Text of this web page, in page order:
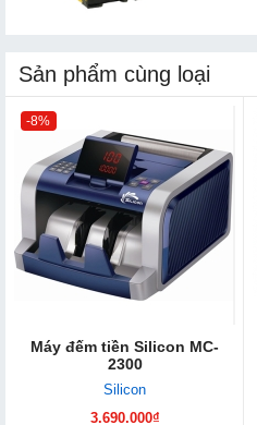
Sản phẩm cùng loại
-8%
Máy đếm tiền Silicon MC-
2300
Silicon
3.690.000₫